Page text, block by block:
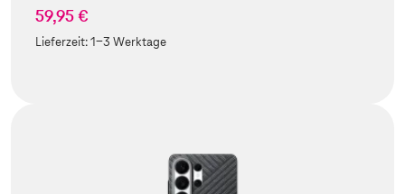
59,95 €
Lieferzeit:1-3 Werktage